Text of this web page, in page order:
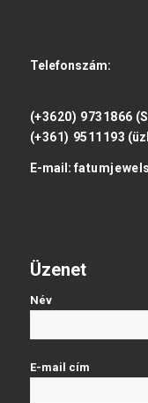
Telefonszám:
(+3620) 9731866
(+361) 9511193
E-mail:
Üzenet
Név
E-mail cím